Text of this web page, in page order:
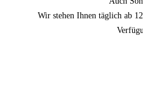
Wir stehen Ihnen täglich ab